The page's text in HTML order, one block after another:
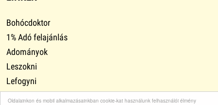
Oldalainkon és mobil alkalmazásainkban cookie-kat használunk felhasználói élmény
Bohócdoktor
1% Adó felajánlás
Adományok
Leszokni
Lefogyni
Mátrix 1%